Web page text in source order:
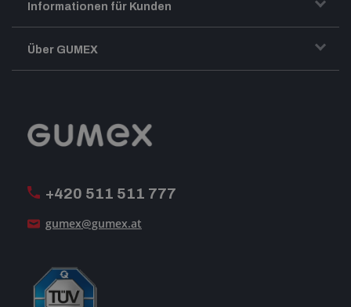
+420 511 511 777
gumex@gumex.at
Informationen für Kunden
Transport und Warenversand
Reklamation
Über GUMEX
GUMEX stellt sich vor